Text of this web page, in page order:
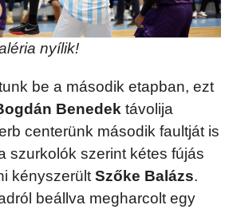
nyílik!
be a második etapban, ezt
Benedek távolija
centerünk második faultját is
szurkolók szerint kétes fújás
kényszerült Szőke Balázs.
beállva megharcolt egy